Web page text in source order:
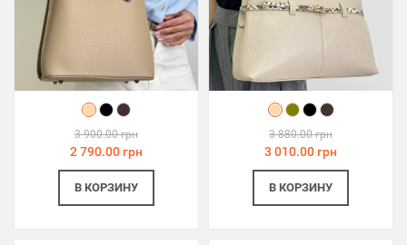
3 900.00 грн
2 790.00 грн
В КОРЗИНУ
3 880.00 грн
3 010.00 грн
В КОРЗИНУ